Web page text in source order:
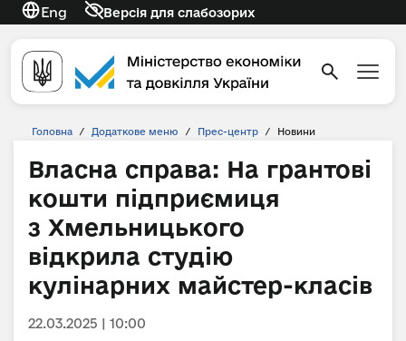
Eng Версія для слабозорих
Головна / Додаткове меню / Прес-центр / Новини
Власна справа: На грантові
кошти підприємиця
з Хмельницького
відкрила студію
кулінарних майстер-класів
22.03.2025 | 10:00